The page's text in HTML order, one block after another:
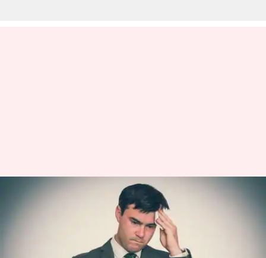
பொது மேடையில்
பேசுவதற்கு பயமா? இந்த
டிப்ஸ்களை